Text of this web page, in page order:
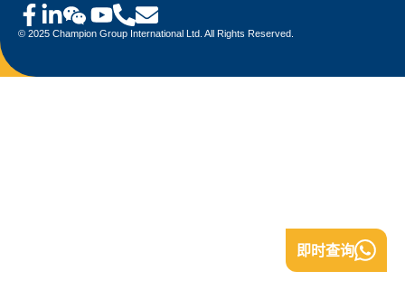
© 2025 Champion Group International Ltd. All Rights Reserved.
即时查询